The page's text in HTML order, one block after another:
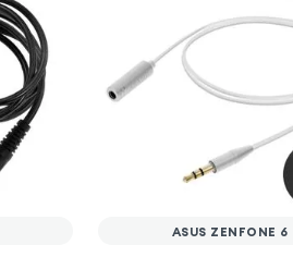
ASUS ZENFONE 6